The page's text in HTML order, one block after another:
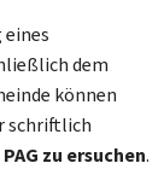
dem
können
schriftlich
zu ersuchen.